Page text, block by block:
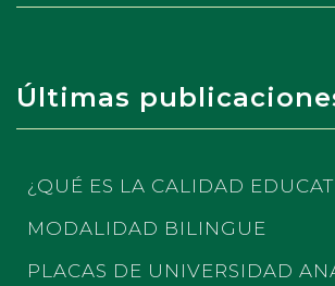
Últimas
¿QUÉ ES LA CALIDAD
MODALIDAD BILINGUE
PLACAS DE UNIVERSIDAD